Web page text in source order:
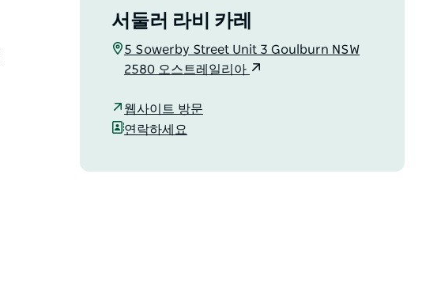
서둘러 라비 카레
5 Sowerby Street Unit 3 Goulburn NSW
2580 오스트레일리아
웹사이트 방문
연락하세요